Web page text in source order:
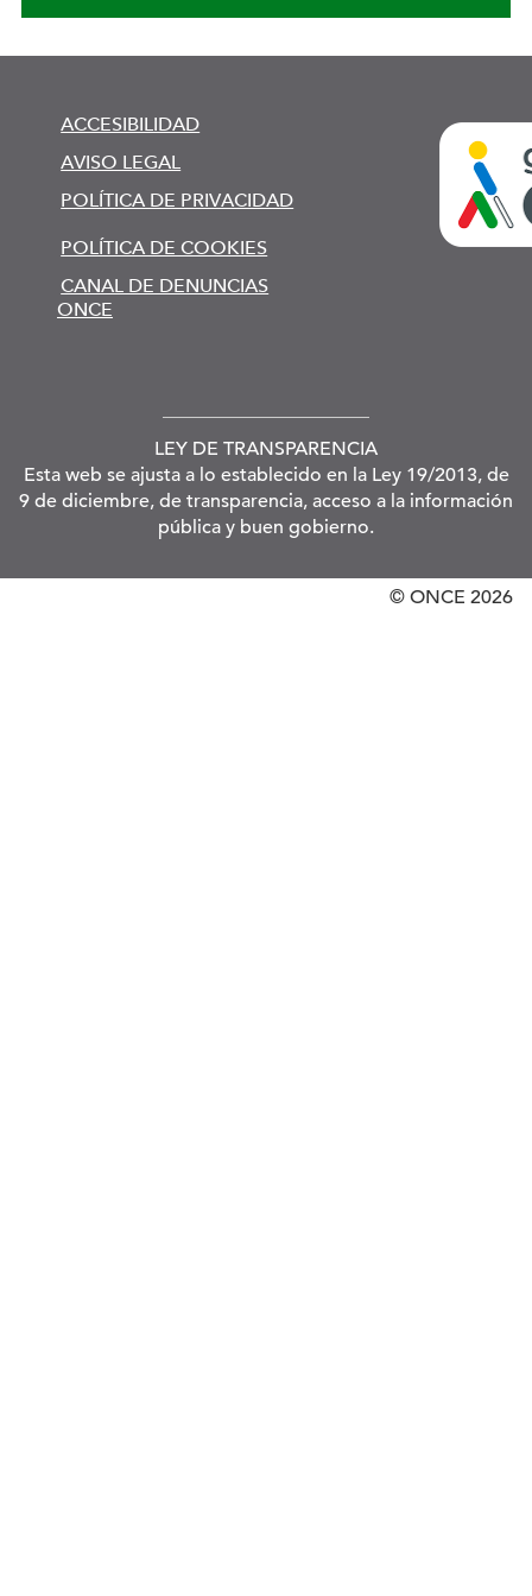
ACCESIBILIDAD
AVISO LEGAL
POLÍTICA DE PRIVACIDAD
POLÍTICA DE COOKIES
CANAL DE DENUNCIAS
ONCE
LEY DE TRANSPARENCIA
Esta web se ajusta a lo establecido en la Ley 19/2013, de
9 de diciembre, de transparencia, acceso a la información
pública y buen gobierno.
© ONCE 2026